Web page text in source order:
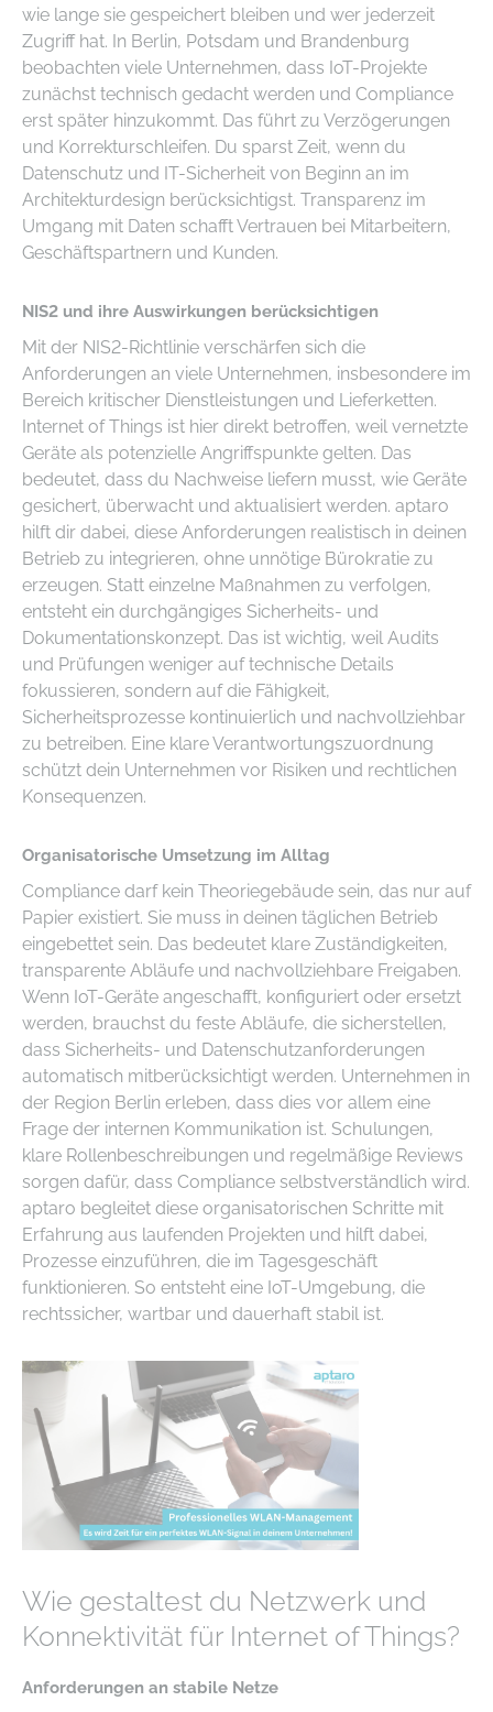
wie lange sie gespeichert bleiben und wer jederzeit
Zugriff hat. In Berlin, Potsdam und Brandenburg
beobachten viele Unternehmen, dass IoT-Projekte
zunächst technisch gedacht werden und Compliance
erst später hinzukommt. Das führt zu Verzögerungen
und Korrekturschleifen. Du sparst Zeit, wenn du
Datenschutz und IT-Sicherheit von Beginn an im
Architekturdesign berücksichtigst. Transparenz im
Umgang mit Daten schafft Vertrauen bei Mitarbeitern,
Geschäftspartnern und Kunden.
NIS2 und ihre Auswirkungen berücksichtigen
Mit der NIS2-Richtlinie verschärfen sich die
Anforderungen an viele Unternehmen, insbesondere im
Bereich kritischer Dienstleistungen und Lieferketten.
Internet of Things ist hier direkt betroffen, weil vernetzte
Geräte als potenzielle Angriffspunkte gelten. Das
bedeutet, dass du Nachweise liefern musst, wie Geräte
gesichert, überwacht und aktualisiert werden. aptaro
hilft dir dabei, diese Anforderungen realistisch in deinen
Betrieb zu integrieren, ohne unnötige Bürokratie zu
erzeugen. Statt einzelne Maßnahmen zu verfolgen,
entsteht ein durchgängiges Sicherheits- und
Dokumentationskonzept. Das ist wichtig, weil Audits
und Prüfungen weniger auf technische Details
fokussieren, sondern auf die Fähigkeit,
Sicherheitsprozesse kontinuierlich und nachvollziehbar
zu betreiben. Eine klare Verantwortungszuordnung
schützt dein Unternehmen vor Risiken und rechtlichen
Konsequenzen.
Organisatorische Umsetzung im Alltag
Compliance darf kein Theoriegebäude sein, das nur auf
Papier existiert. Sie muss in deinen täglichen Betrieb
eingebettet sein. Das bedeutet klare Zuständigkeiten,
transparente Abläufe und nachvollziehbare Freigaben.
Wenn IoT-Geräte angeschafft, konfiguriert oder ersetzt
werden, brauchst du feste Abläufe, die sicherstellen,
dass Sicherheits- und Datenschutzanforderungen
automatisch mitberücksichtigt werden. Unternehmen in
der Region Berlin erleben, dass dies vor allem eine
Frage der internen Kommunikation ist. Schulungen,
klare Rollenbeschreibungen und regelmäßige Reviews
sorgen dafür, dass Compliance selbstverständlich wird.
aptaro begleitet diese organisatorischen Schritte mit
Erfahrung aus laufenden Projekten und hilft dabei,
Prozesse einzuführen, die im Tagesgeschäft
funktionieren. So entsteht eine IoT-Umgebung, die
rechtssicher, wartbar und dauerhaft stabil ist.
Wie gestaltest du Netzwerk und
Konnektivität für Internet of Things?
Anforderungen an stabile Netze